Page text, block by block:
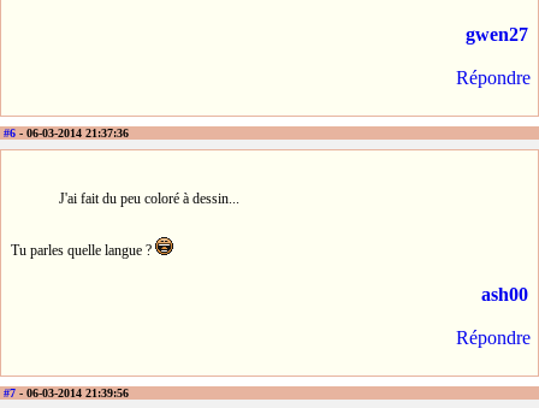
gwen27
Répondre
#6 - 06-03-2014 21:37:36
J'ai fait du peu coloré à dessin...
Tu parles quelle langue ?
ash00
Répondre
#7 - 06-03-2014 21:39:56